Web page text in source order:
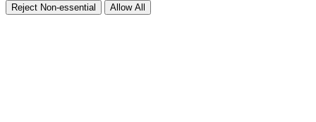
Reject Non-essential Allow All